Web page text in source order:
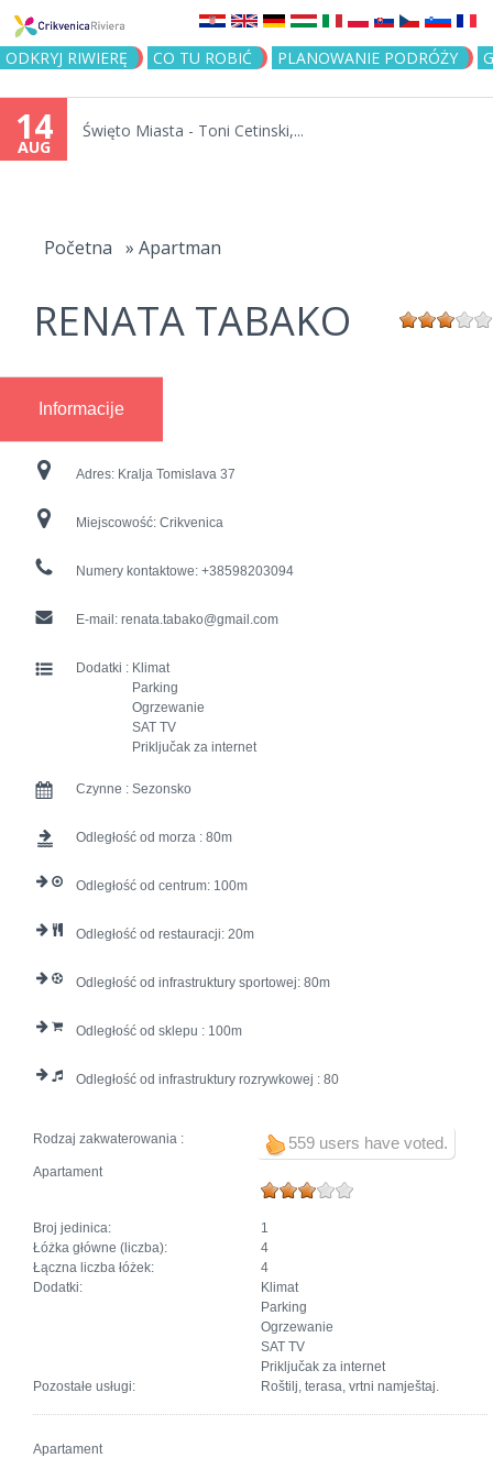
Jump to navigation
ODKRYJ RIWIERĘ CO TU ROBIĆ PLANOWANIE PODRÓŻY
14
AUG
Święto Miasta - Toni Cetinski,...
Početna » Apartman
RENATA TABAKO
Informacije
Adres: Kralja Tomislava 37
Miejscowość: Crikvenica
Numery kontaktowe: +38598203094
E-mail: renata.tabako@gmail.com
Dodatki : Klimat
Parking
Ogrzewanie
SAT TV
Priključak za internet
Czynne : Sezonsko
Odległość od morza : 80
Odległość od centrum: 100
Odległość od restauracji: 20
Odległość od infrastruktury sportowej: 80
Odległość od sklepu : 100
Odległość od infrastruktury rozrywkowej : 80
559 users have voted.
Rodzaj zakwaterowania :
Apartament
Broj jedinica:
1
Łóżka główne (liczba):
4
Łączna liczba łóżek:
4
Dodatki:
Klimat
Parking
Ogrzewanie
SAT TV
Priključak za internet
Pozostałe usługi:
Roštilj, terasa, vrtni namještaj.
Apartament